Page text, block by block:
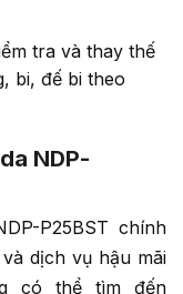
tra và thay thế
bi, đế bi theo
NDP-
P25BST chính
dịch vụ hậu mãi
có thể tìm đến